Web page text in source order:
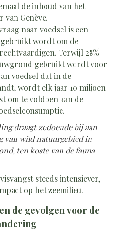
de inhoud van het
van Genève.
naar voedsel is een
wordt om de
Terwijl 28%
gebruikt wordt voor
voedsel dat in de
wordt elk jaar 10 miljoen
om te voldoen aan de
draagt zodoende bij aan
van wild natuurgebied in
ten koste van de fauna
steeds intensiever,
op het zeemilieu.
de gevolgen voor de